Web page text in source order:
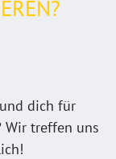
dich für
Wir treffen uns